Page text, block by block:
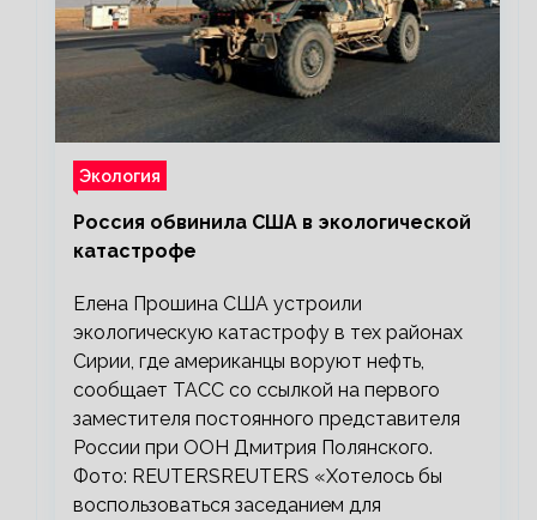
Экология
Россия обвинила США в экологической
катастрофе
Елена Прошина США устроили
экологическую катастрофу в тех районах
Сирии, где американцы воруют нефть,
сообщает ТАСС со ссылкой на первого
заместителя постоянного представителя
России при ООН Дмитрия Полянского.
Фото: REUTERSREUTERS «Хотелось бы
воспользоваться заседанием для